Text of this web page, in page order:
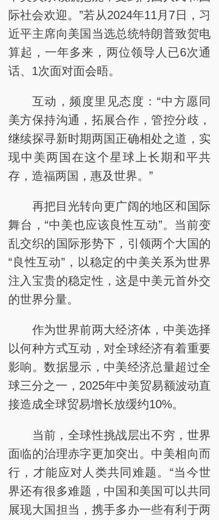
际社会欢迎。”若从2024年11月7日，习
近平主席向美国当选总统特朗普致贺电
算起，一年多来，两位领导人已6次通
话、1次面对面会晤。
互动，频度里见态度：“中方愿同
美方保持沟通，拓展合作，管控分歧，
继续探寻新时期两国正确相处之道，实
现中美两国在这个星球上长期和平共
存，造福两国，惠及世界。”
再把目光转向更广阔的地区和国际
舞台，“中美也应该良性互动”。当前变
乱交织的国际形势下，引领两个大国的
“良性互动”，以稳定的中美关系为世界
注入宝贵的稳定性，这是中美元首外交
的世界分量。
作为世界前两大经济体，中美选择
以何种方式互动，对全球经济有着重要
影响。数据显示，中美经济总量超过全
球三分之一，2025年中美贸易额波动直
接造成全球贸易增长放缓约10%。
当前，全球性挑战层出不穷，世界
面临的治理赤字更加突出。中美相向而
行，才能应对人类共同难题。“当今世
界还有很多难题，中国和美国可以共同
展现大国担当，携手多办一些有利于两